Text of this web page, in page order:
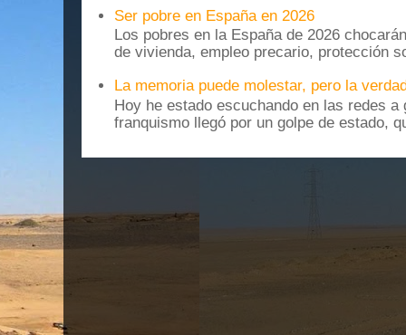
Ser pobre en España en 2026
Los pobres en la España de 2026
de vivienda, empleo precario, protección
La memoria puede molestar, pero la
Hoy he estado escuchando en las redes a
franquismo llegó por un golpe de estado,